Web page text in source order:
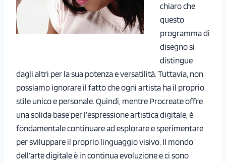
chiaro che
questo
programma di
disegno si
distingue
dagli altri per la sua potenza e versatilità. Tuttavia, non
possiamo ignorare il fatto che ogni artista ha il proprio
stile unico e personale. Quindi, mentre Procreate offre
una solida base per l’espressione artistica digitale, è
fondamentale continuare ad esplorare e sperimentare
per sviluppare il proprio linguaggio visivo. Il mondo
dell’arte digitale è in continua evoluzione e ci sono